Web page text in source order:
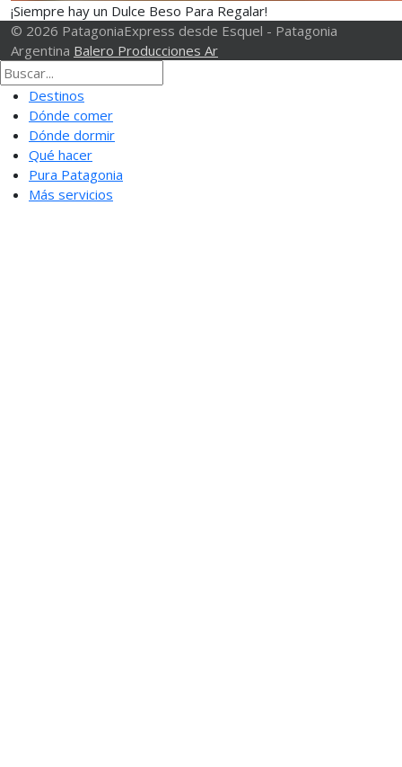
¡Siempre hay un Dulce Beso Para Regalar!
© 2026 PatagoniaExpress desde Esquel - Patagonia
Argentina Balero Producciones Ar
Destinos
Dónde comer
Dónde dormir
Qué hacer
Pura Patagonia
Más servicios